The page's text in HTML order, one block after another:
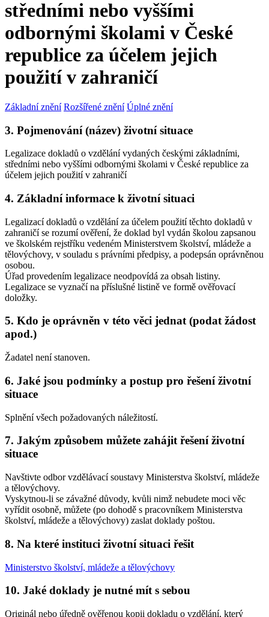
středními nebo vyššími
odbornými školami v České
republice za účelem jejich
použití v zahraničí
Základní znění Rozšířené znění Úplné znění
3. Pojmenování (název) životní situace
Legalizace dokladů o vzdělání vydaných českými základními,
středními nebo vyššími odbornými školami v České republice za
účelem jejich použití v zahraničí
4. Základní informace k životní situaci
Legalizací dokladů o vzdělání za účelem použití těchto dokladů v
zahraničí se rozumí ověření, že doklad byl vydán školou zapsanou
ve školském rejstříku vedeném Ministerstvem školství, mládeže a
tělovýchovy, v souladu s právními předpisy, a podepsán oprávněnou
osobou.
Úřad provedením legalizace neodpovídá za obsah listiny.
Legalizace se vyznačí na příslušné listině ve formě ověřovací
doložky.
5. Kdo je oprávněn v této věci jednat (podat žádost
apod.)
Žadatel není stanoven.
6. Jaké jsou podmínky a postup pro řešení životní
situace
Splnění všech požadovaných náležitostí.
7. Jakým způsobem můžete zahájit řešení životní
situace
Navštivte odbor vzdělávací soustavy Ministerstva školství, mládeže
a tělovýchovy.
Vyskytnou-li se závažné důvody, kvůli nimž nebudete moci věc
vyřídit osobně, můžete (po dohodě s pracovníkem Ministerstva
školství, mládeže a tělovýchovy) zaslat doklady poštou.
8. Na které instituci životní situaci řešit
Ministerstvo školství, mládeže a tělovýchovy
10. Jaké doklady je nutné mít s sebou
Originál nebo úředně ověřenou kopii dokladu o vzdělání, který